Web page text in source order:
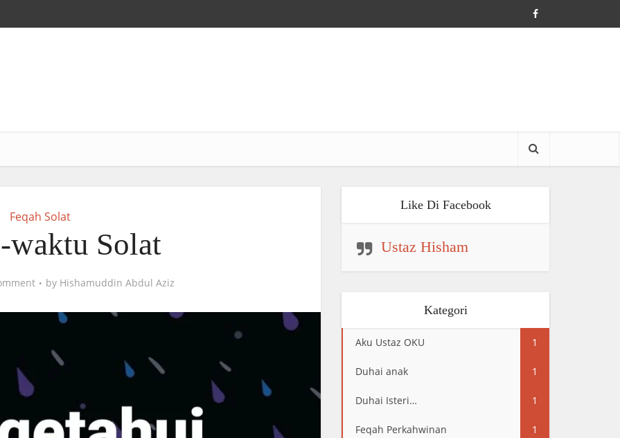
Feqah Solat
waktu Solat
by Hishamuddin Abdul Aziz
Like Di Facebook
Ustaz Hisham
Kategori
Aku Ustaz OKU 1
Duhai anak 1
Duhai Isteri… 1
Feqah Perkahwinan 1